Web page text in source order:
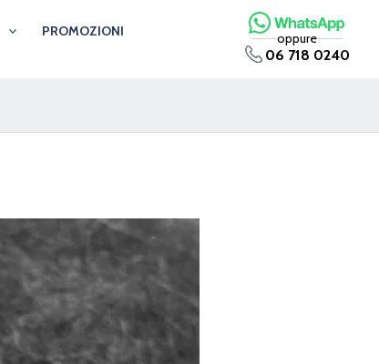
PROMOZIONI
oppure
06 718 0240